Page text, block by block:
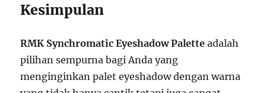
Kesimpulan
RMK Synchromatic Eyeshadow Palette adalah
pilihan sempurna bagi Anda yang
menginginkan palet eyeshadow dengan warna